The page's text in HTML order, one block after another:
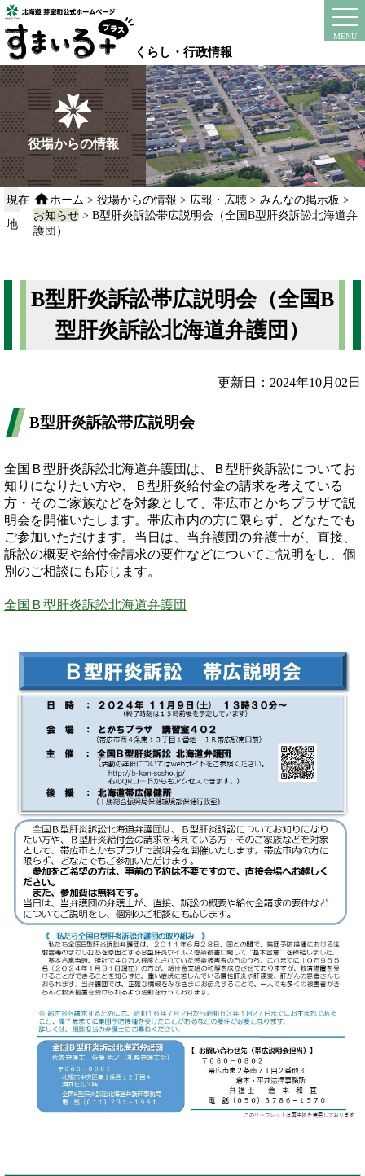
本
文
へ
移
動
る
くらし・行政情報
MENU
instagram
役場からの情報
現在
地
ホーム >役場からの情報 > 広報・広聴 >みんなの掲示板 >
お知らせ > B型肝炎訴訟帯広説明会（全国B型肝炎訴訟北海道弁
護団）
B型肝炎訴訟帯広説明会（全国B
型肝炎訴訟北海道弁護団）
更新日：2024年10月02日
B型肝炎訴訟帯広説明会
全国Ｂ型肝炎訴訟北海道弁護団は、Ｂ型肝炎訴訟についてお
知りになりたい方や、Ｂ型肝炎給付金の請求を考えている
方・そのご家族などを対象として、帯広市とかちプラザで説
明会を開催いたします。帯広市内の方に限らず、どなたでも
ご参加いただけます。当日は、当弁護団の弁護士が、直接、
訴訟の概要や給付金請求の要件などについてご説明をし、個
別のご相談にも応じます。
全国Ｂ型肝炎訴訟北海道弁護団